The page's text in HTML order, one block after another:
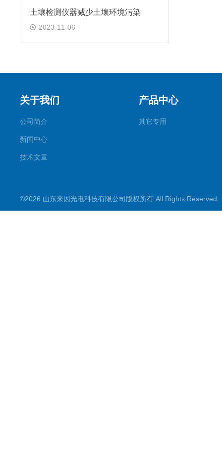
土壤检测仪器减少土壤环境污染
2023-11-06
关于我们
公司简介
新闻中心
技术文章
产品中心
其它专用
©2026 山东来因光电科技有限公司版权所有 All Rights